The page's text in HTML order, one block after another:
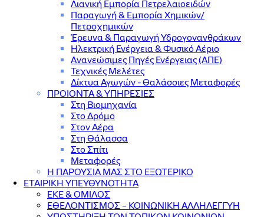
Λιανική Εμπορία Πετρελαιοειδών
Παραγωγή & Εμπορία Χημικών/
Πετροχημικών
Έρευνα & Παραγωγή Υδρογονανθράκων
Ηλεκτρική Ενέργεια & Φυσικό Αέριο
Ανανεώσιμες Πηγές Ενέργειας (ΑΠΕ)
Τεχνικές Μελέτες
Δίκτυα Αγωγών - Θαλάσσιες Μεταφορές
ΠΡΟΙΟΝΤΑ & YΠΗΡΕΣΙΕΣ
Στη Βιομηχανία
Στο Δρόμο
Στον Αέρα
Στη Θάλασσα
Στο Σπίτι
Μεταφορές
Η ΠΑΡΟΥΣΙΑ ΜΑΣ ΣΤΟ ΕΞΩΤΕΡΙΚΟ
ΕΤΑΙΡΙΚΗ ΥΠΕΥΘΥΝΟΤΗΤΑ
ΕΚΕ & ΟΜΙΛΟΣ
ΕΘΕΛΟΝΤΙΣΜΟΣ – ΚΟΙΝΩΝΙΚΗ ΑΛΛΗΛΕΓΓΥΗ